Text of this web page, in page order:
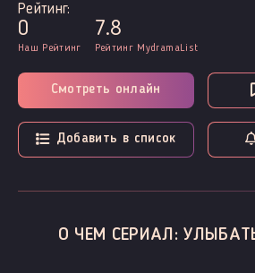
Рейтинг:
0
Наш Рейтинг
7.8
Рейтинг MydramaList
Смотреть онлайн
Добавить в список
О ЧЕМ СЕРИАЛ: